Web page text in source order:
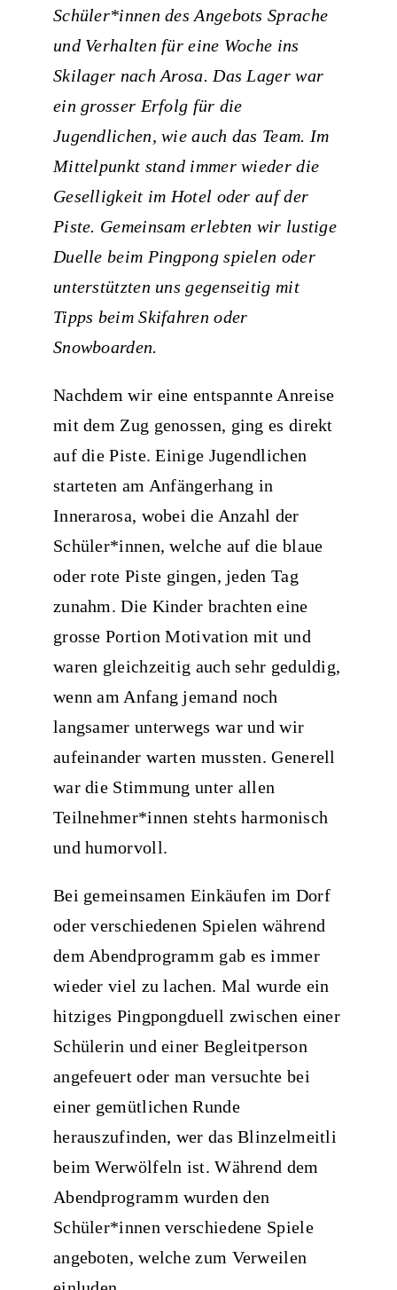
Schüler*innen des Angebots Sprache
und Verhalten für eine Woche ins
Skilager nach Arosa. Das Lager war
ein grosser Erfolg für die
Jugendlichen, wie auch das Team. Im
Mittelpunkt stand immer wieder die
Geselligkeit im Hotel oder auf der
Piste. Gemeinsam erlebten wir lustige
Duelle beim Pingpong spielen oder
unterstützten uns gegenseitig mit
Tipps beim Skifahren oder
Snowboarden.
Nachdem wir eine entspannte Anreise
mit dem Zug genossen, ging es direkt
auf die Piste. Einige Jugendlichen
starteten am Anfängerhang in
Innerarosa, wobei die Anzahl der
Schüler*innen, welche auf die blaue
oder rote Piste gingen, jeden Tag
zunahm. Die Kinder brachten eine
grosse Portion Motivation mit und
waren gleichzeitig auch sehr geduldig,
wenn am Anfang jemand noch
langsamer unterwegs war und wir
aufeinander warten mussten. Generell
war die Stimmung unter allen
Teilnehmer*innen stehts harmonisch
und humorvoll.
Bei gemeinsamen Einkäufen im Dorf
oder verschiedenen Spielen während
dem Abendprogramm gab es immer
wieder viel zu lachen. Mal wurde ein
hitziges Pingpongduell zwischen einer
Schülerin und einer Begleitperson
angefeuert oder man versuchte bei
einer gemütlichen Runde
herauszufinden, wer das Blinzelmeitli
beim Werwölfeln ist. Während dem
Abendprogramm wurden den
Schüler*innen verschiedene Spiele
angeboten, welche zum Verweilen